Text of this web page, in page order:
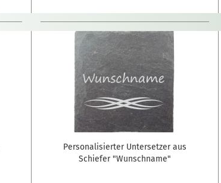
Personalisierter Untersetzer aus
Schiefer "Wunschname"